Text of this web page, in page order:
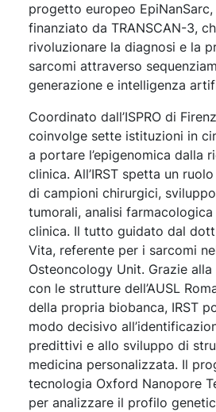
progetto europeo
finanziato da TRANSCAN-3,
rivoluzionare la diagnosi e la
sarcomi attraverso
generazione e intelligenza
Coordinato dall’ISPRO di
coinvolge sette istituzioni in
a portare l’epigenomica dalla
clinica. All’IRST spetta un
di campioni chirurgici,
tumorali, analisi
clinica. Il tutto guidato dal
Vita, referente per i sarcomi
Osteoncology Unit. Grazie
con le strutture dell’AUSL
della propria biobanca, IRST
modo decisivo
predittivi e allo sviluppo di
medicina personalizzata. Il
tecnologia Oxford Nanopore
per analizzare il profilo